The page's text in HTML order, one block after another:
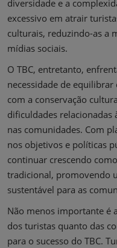
diversidade e a
excessivo em atrair
culturais, reduzindo-as a
mídias sociais.
O TBC, entretanto,
necessidade de
com a conservação
dificuldades relacionadas
nas comunidades. Com
nos objetivos e políticas
continuar crescendo
tradicional, promovendo
sustentável para as
Não menos importante é
dos turistas quanto das
para o sucesso do TBC.